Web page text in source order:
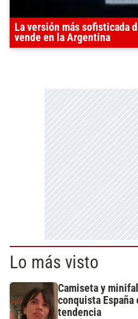
La versión más sofisticada
vende en la Argentina
Lo más visto
Camiseta y
conquista
tendencia